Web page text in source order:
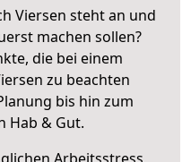
Viersen steht an und
machen sollen?
die bei einem
zu beachten
bis hin zum
Hab & Gut.